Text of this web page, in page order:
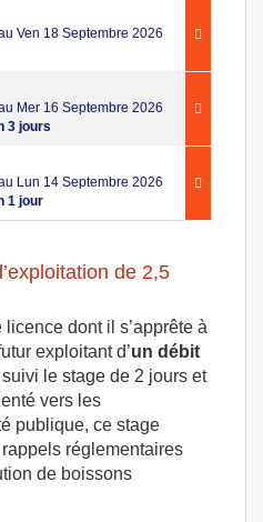
Ven 18 Septembre 2026
Mer 16 Septembre 2026
3 jours
Lun 14 Septembre 2026
1 jour
de 2,5
dont il s’apprête à
exploitant d’un débit
le stage de 2 jours et
vers les
publique, ce stage
réglementaires
de boissons